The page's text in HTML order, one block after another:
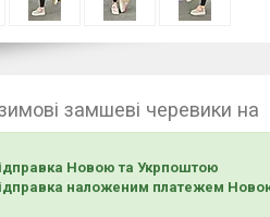
замшеві черевики
Новою та Укрпоштою
наложеним платежем